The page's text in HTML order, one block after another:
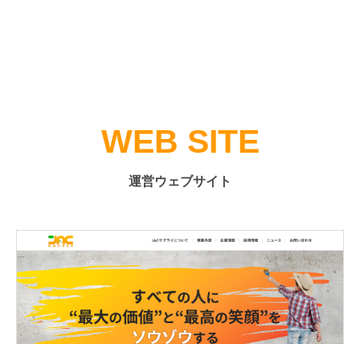
WEB SITE
運営ウェブサイト